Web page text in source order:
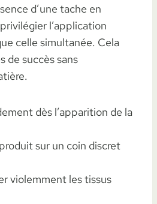
d’une tache en
l’application
celle simultanée. Cela
de succès sans
dès l’apparition de la
sur un coin discret
violemment les tissus